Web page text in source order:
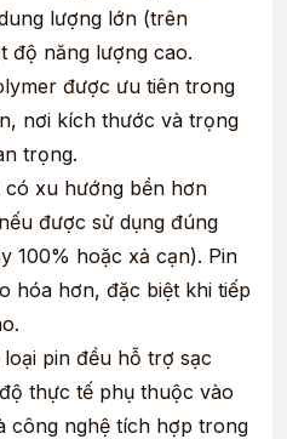
lượng lớn (trên
độ năng lượng cao.
được ưu tiên trong
nơi kích thước và trọng
trọng.
có xu hướng bền hơn
được sử dụng đúng
100% hoặc xả cạn). Pin
hóa hơn, đặc biệt khi tiếp
pin đều hỗ trợ sạc
thực tế phụ thuộc vào
công nghệ tích hợp trong